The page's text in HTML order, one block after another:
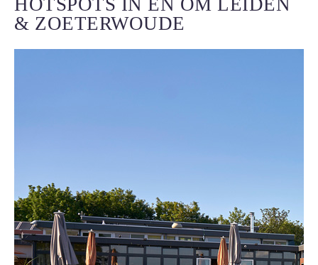
HOTSPOTS IN EN OM LEIDEN
& ZOETERWOUDE